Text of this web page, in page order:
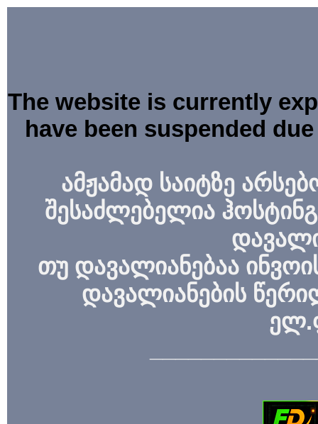
The website is currently
have been suspended
ამჟამად საიტზე
შესაძლებელია
თუ დავალიანებაა
დავალიანების